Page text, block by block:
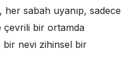
her sabah uyanıp, sadece
çevrili bir ortamda
nevi zihinsel bir